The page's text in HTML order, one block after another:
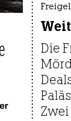
Die
Zwei